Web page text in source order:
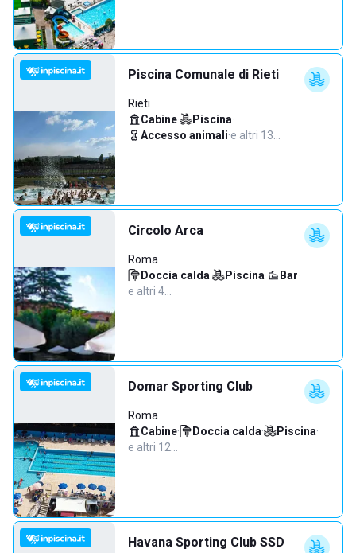
Piscina Comunale di Rieti
Rieti
Cabine· Piscina·
Accesso animali·e altri 13…
Circolo Arca
Roma
Doccia calda· Piscina· Bar·
e altri 4…
Domar Sporting Club
Roma
Cabine· Doccia calda· Piscina·
e altri 12…
Havana Sporting Club SSD